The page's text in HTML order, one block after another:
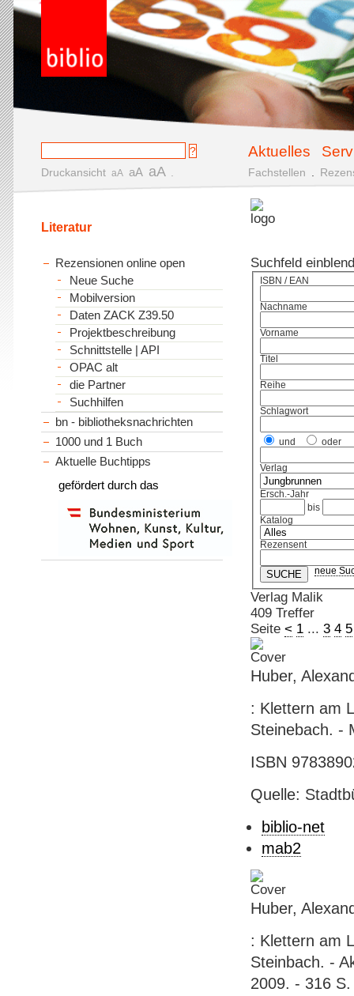
Aktuelles
Druckansicht aA aA aA Fachstellen
Suchfeld
ISBN / EAN
Nachname
Vorname
Titel
Reihe
Schlagwort
und oder
Verlag
Ersch.-Jahr
bis
Katalog
Rezensent
neue
Verlag Malik
409 Treffer
Seite < 1... 3 4 5
Huber,
: Klettern am
Steinebach. -
ISBN
Quelle:
biblio-net
mab2
Huber,
: Klettern am
Steinbach. -
2009. - 316
Literatur
Rezensionen online open
Neue Suche
Mobilversion
Daten ZACK Z39.50
Projektbeschreibung
Schnittstelle | API
OPAC alt
die Partner
Suchhilfen
bn - bibliotheksnachrichten
1000 und 1 Buch
Aktuelle Buchtipps
gefördert durch das